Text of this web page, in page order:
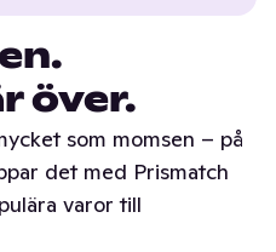
över.
som momsen – på
det med Prismatch
varor till